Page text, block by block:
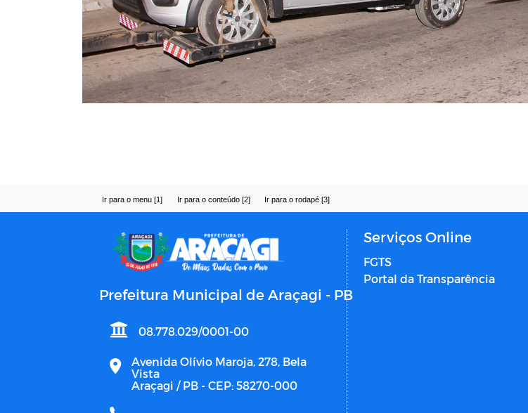
Ir para o menu [1] Ir para o conteúdo [2] Ir para o rodapé [3]
Prefeitura Municipal de Araçagi - PB
08.778.029/0001-00
Avenida Olívio Maroja, 278, Bela
Vista
Araçagi / PB - CEP: 58270-000
Serviços Online
FGTS
Portal da Transparência